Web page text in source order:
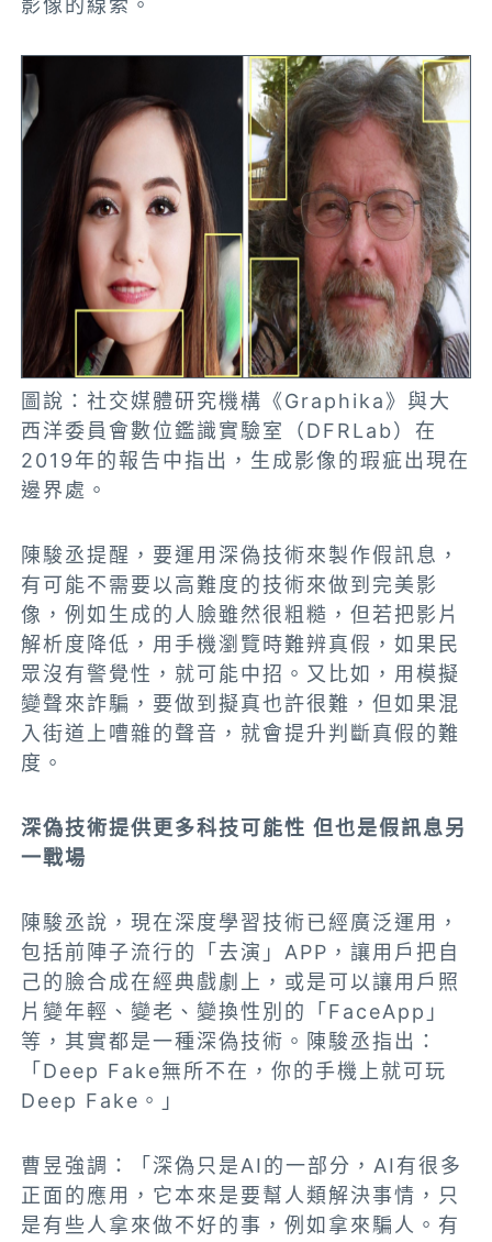
影像的線索。
圖說：社交媒體研究機構《Graphika》與大
西洋委員會數位鑑識實驗室（DFRLab）在
2019年的報告中指出，生成影像的瑕疵出現在
邊界處。
陳駿丞提醒，要運用深偽技術來製作假訊息，
有可能不需要以高難度的技術來做到完美影
像，例如生成的人臉雖然很粗糙，但若把影片
解析度降低，用手機瀏覽時難辨真假，如果民
眾沒有警覺性，就可能中招。又比如，用模擬
變聲來詐騙，要做到擬真也許很難，但如果混
入街道上嘈雜的聲音，就會提升判斷真假的難
度。
深偽技術提供更多科技可能性 但也是假訊息另
一戰場
陳駿丞說，現在深度學習技術已經廣泛運用，
包括前陣子流行的「去演」APP，讓用戶把自
己的臉合成在經典戲劇上，或是可以讓用戶照
片變年輕、變老、變換性別的「FaceApp」
等，其實都是一種深偽技術。陳駿丞指出：
「Deep Fake無所不在，你的手機上就可玩
Deep Fake。」
曹昱強調：「深偽只是AI的一部分，AI有很多
正面的應用，它本來是要幫人類解決事情，只
是有些人拿來做不好的事，例如拿來騙人。有